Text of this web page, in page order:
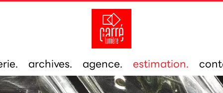
archives. agence. estimation.